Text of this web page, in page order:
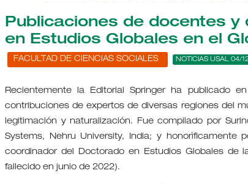
Publicaciones de docentes
en Estudios Globales en el
FACULTAD DE CIENCIAS SOCIALES NOTICIAS USAL 04/
Recientemente la Editorial Springer ha publicado
contribuciones de expertos de diversas regiones del
legitimación y naturalización. Fue compilado por
Systems, Nehru University, India; y honorìficamente
coordinador del Doctorado en Estudios Globales de
fallecido en junio de 2022).